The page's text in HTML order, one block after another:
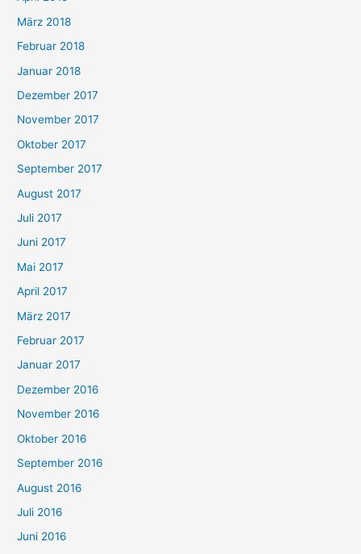
März 2018
Februar 2018
Januar 2018
Dezember 2017
November 2017
Oktober 2017
September 2017
August 2017
Juli 2017
Juni 2017
Mai 2017
April 2017
März 2017
Februar 2017
Januar 2017
Dezember 2016
November 2016
Oktober 2016
September 2016
August 2016
Juli 2016
Juni 2016